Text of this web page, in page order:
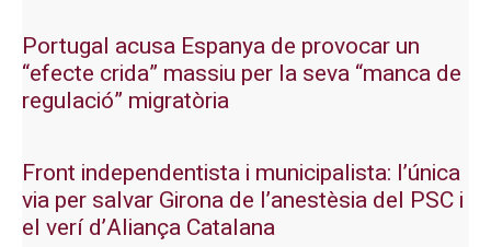
Portugal acusa Espanya de provocar un
“efecte crida” massiu per la seva “manca de
regulació” migratòria
Front independentista i municipalista: l’única
via per salvar Girona de l’anestèsia del PSC i
el verí d’Aliança Catalana